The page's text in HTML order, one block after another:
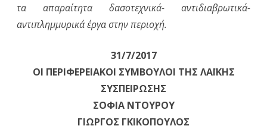
τα απαραίτητα δασοτεχνικά- αντιδιαβρωτικά-
αντιπλημμυρικά έργα στην περιοχή.
31/7/2017
ΟΙ ΠΕΡΙΦΕΡΕΙΑΚΟΙ ΣΥΜΒΟΥΛΟΙ ΤΗΣ ΛΑΪΚΗΣ
ΣΥΣΠΕΙΡΩΣΗΣ
ΣΟΦΙΑ ΝΤΟΥΡΟΥ
ΓΙΩΡΓΟΣ ΓΚΙΚΟΠΟΥΛΟΣ